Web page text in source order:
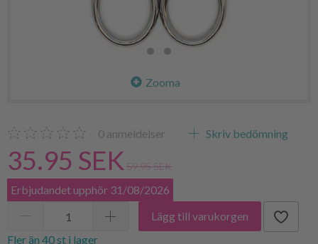
Zooma
0 anmeldelser Skriv bedömning
35.95 SEK 59.95 SEK
Erbjudandet upphör 31/08/2026
Lägg till varukorgen
Fler än 40 st i lager